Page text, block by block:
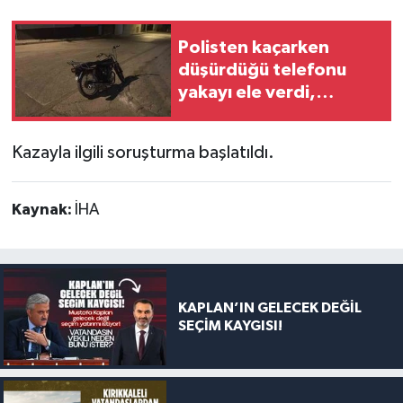
Polisten kaçarken
düşürdüğü telefonu
yakayı ele verdi,
Kazayla ilgili soruşturma başlatıldı.
Kaynak: İHA
KAPLAN’IN GELECEK DEĞİL
SEÇİM KAYGISI!